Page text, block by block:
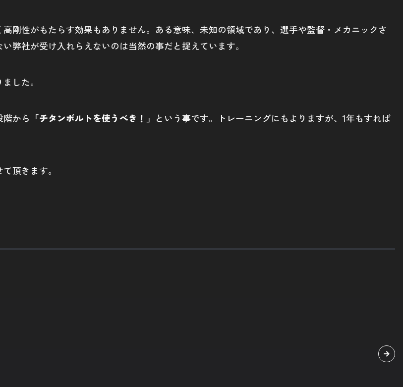
剛性がもたらす効果もありません。ある意味、未知の領域であり、選手や監督・メカニックさ
弊社が受け入れらえないのは当然の事だと捉えています。
した。
から 「チタンボルトを使うべき！」 という事です。トレーニングにもよりますが、1年もすれば
頂きます。